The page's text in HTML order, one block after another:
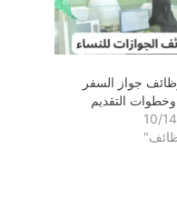
جواز السفر
وخطوات التقديم
10/